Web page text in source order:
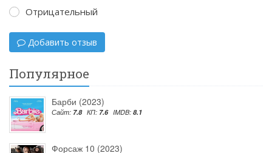
Отрицательный
Добавить отзыв
Популярное
Барби (2023)
Сайт: 7.8 КП: 7.6 IMDB: 8.1
Форсаж 10 (2023)